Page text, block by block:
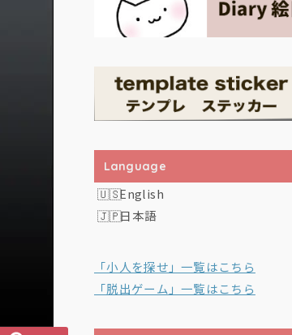
Language
English
日本語
「小人を探せ」一覧はこちら
「脱出ゲーム」一覧はこちら